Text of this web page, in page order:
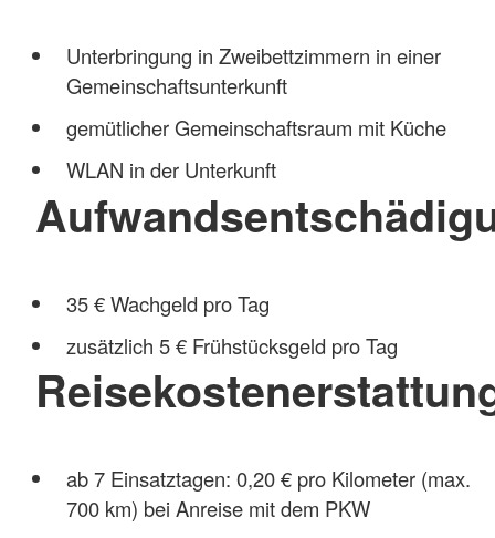
Unterbringung in Zweibettzimmern in einer
Gemeinschaftsunterkunft
gemütlicher Gemeinschaftsraum mit Küche
WLAN in der Unterkunft
35 € Wachgeld pro Tag
zusätzlich 5 € Frühstücksgeld pro Tag
ab 7 Einsatztagen: 0,20 € pro Kilometer (max.
700 km) bei Anreise mit dem PKW